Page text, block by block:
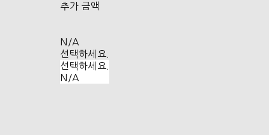
추가 금액
N/A
선택하세요.
선택하세요.
N/A